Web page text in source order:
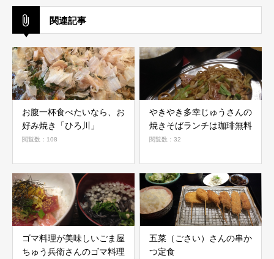
関連記事
お腹一杯食べたいなら、お
好み焼き「ひろ川」
閲覧数：108
やきやき多幸じゅうさんの
焼きそばランチは珈琲無料
閲覧数：32
ゴマ料理が美味しいごま屋
ちゅう兵衛さんのゴマ料理
五菜（ごさい）さんの串か
つ定食